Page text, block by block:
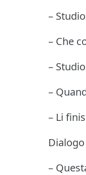
–
– Che
–
–
– Li
–